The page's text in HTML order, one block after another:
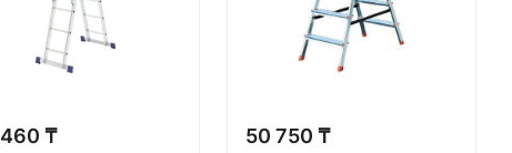
₸ 50 750 ₸